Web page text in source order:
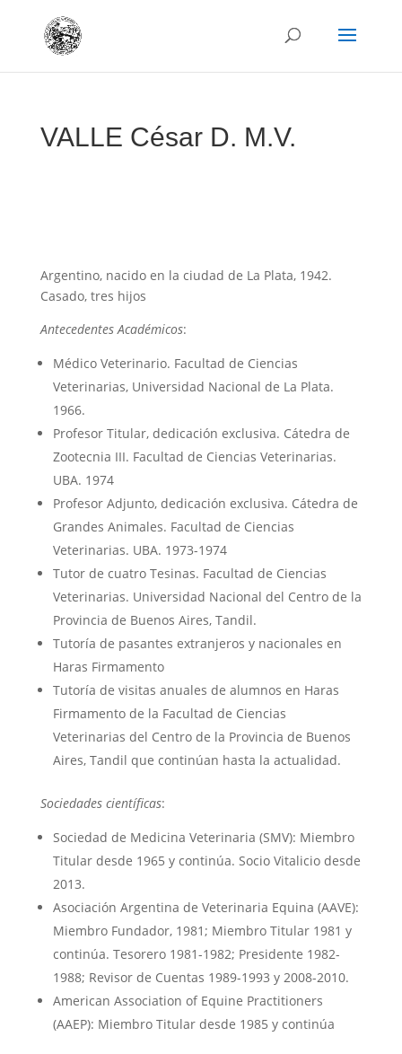
VALLE César D. M.V.
Argentino, nacido en la ciudad de La Plata, 1942.
Casado, tres hijos
Antecedentes Académicos:
Médico Veterinario. Facultad de Ciencias
Veterinarias, Universidad Nacional de La Plata.
1966.
Profesor Titular, dedicación exclusiva. Cátedra de
Zootecnia III. Facultad de Ciencias Veterinarias.
UBA. 1974
Profesor Adjunto, dedicación exclusiva. Cátedra de
Grandes Animales. Facultad de Ciencias
Veterinarias. UBA. 1973-1974
Tutor de cuatro Tesinas. Facultad de Ciencias
Veterinarias. Universidad Nacional del Centro de la
Provincia de Buenos Aires, Tandil.
Tutoría de pasantes extranjeros y nacionales en
Haras Firmamento
Tutoría de visitas anuales de alumnos en Haras
Firmamento de la Facultad de Ciencias
Veterinarias del Centro de la Provincia de Buenos
Aires, Tandil que continúan hasta la actualidad.
Sociedades científicas:
Sociedad de Medicina Veterinaria (SMV): Miembro
Titular desde 1965 y continúa. Socio Vitalicio desde
2013.
Asociación Argentina de Veterinaria Equina (AAVE):
Miembro Fundador, 1981; Miembro Titular 1981 y
continúa. Tesorero 1981-1982; Presidente 1982-
1988; Revisor de Cuentas 1989-1993 y 2008-2010.
American Association of Equine Practitioners
(AAEP): Miembro Titular desde 1985 y continúa